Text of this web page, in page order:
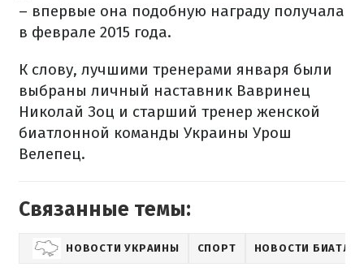
– впервые она подобную награду получала
в феврале 2015 года.
К слову, лучшими тренерами января были
выбраны личный наставник Вавринец
Николай Зоц и старший тренер женской
биатлонной команды Украины Урош
Велепец.
Связанные темы:
НОВОСТИ УКРАИНЫ СПОРТ НОВОСТИ